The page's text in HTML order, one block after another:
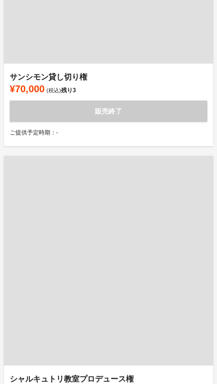
サンシモン貸し切り権
¥70,000 (税込)残り3
販売終了
ご提供予定時期：-
シャルキュトリ教室プロデュース権